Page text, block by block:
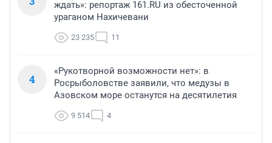
ждать»: репортаж 161.RU из обесточенной
ураганом Нахичевани
23 235 11
4
«Рукотворной возможности нет»: в
Росрыболовстве заявили, что медузы в
Азовском море останутся на десятилетия
9 514 4